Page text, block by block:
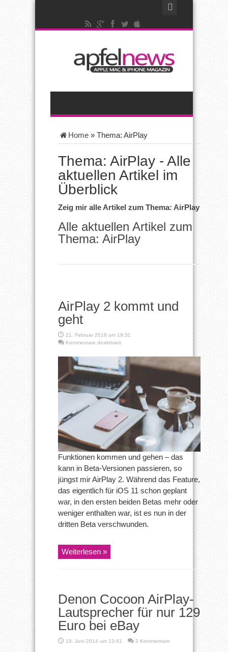
Home » Thema: AirPlay
Thema: AirPlay - Alle
aktuellen Artikel im
Überblick
Zeig mir alle Artikel zum Thema: AirPlay
Alle aktuellen Artikel zum
Thema: AirPlay
AirPlay 2 kommt und
geht
21. Februar 2018 um 19:31
Kommentare deaktiviertfür
2
kommt
und
geht
Funktionen kommen und gehen – das
kann in Beta-Versionen passieren, so
jüngst mir AirPlay 2. Während das Feature,
das eigentlich für iOS 11 schon geplant
war, in den ersten beiden Betas mehr oder
weniger enthalten war, ist es nun in der
dritten Beta verschwunden.
Weiterlesen »
Denon Cocoon AirPlay-
Lautsprecher für nur 129
Euro bei eBay
18. Juni 2014 um 13:41 2 Kommentare